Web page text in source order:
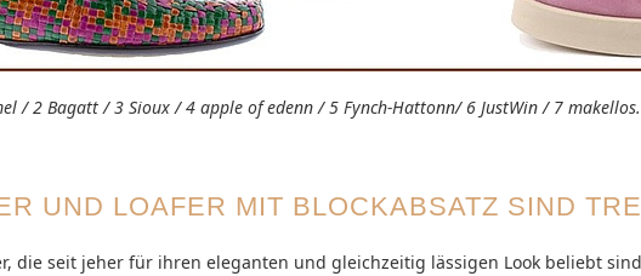
/ 2 Bagatt / 3 Sioux / 4 apple of edenn / 5 Fynch-Hattonn/ 6 JustWin / 7
UND LOAFER MIT BLOCKABSATZ SIND
die seit jeher für ihren eleganten und gleichzeitig lässigen Look beliebt